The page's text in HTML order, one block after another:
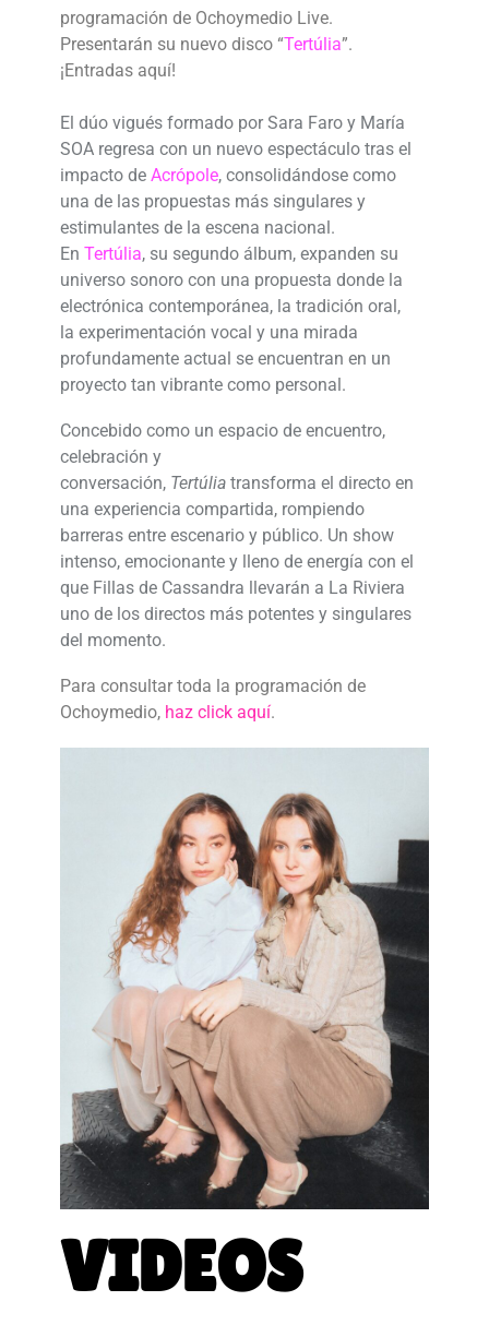
programación de Ochoymedio Live.
Presentarán su nuevo disco “Tertúlia”.
¡Entradas aquí!
El dúo vigués formado por Sara Faro y María
SOA regresa con un nuevo espectáculo tras el
impacto de Acrópole, consolidándose como
una de las propuestas más singulares y
estimulantes de la escena nacional.
En Tertúlia, su segundo álbum, expanden su
universo sonoro con una propuesta donde la
electrónica contemporánea, la tradición oral,
la experimentación vocal y una mirada
profundamente actual se encuentran en un
proyecto tan vibrante como personal.
Concebido como un espacio de encuentro,
celebración y
conversación, Tertúliatransforma el directo en
una experiencia compartida, rompiendo
barreras entre escenario y público. Un show
intenso, emocionante y lleno de energía con el
que Fillas de Cassandra llevarán a La Riviera
uno de los directos más potentes y singulares
del momento.
Para consultar toda la programación de
Ochoymedio, haz click aquí.
VIDEOS